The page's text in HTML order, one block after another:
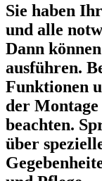
Sie haben
und alle
Dann
ausführen.
Funktionen
der
beachten.
über